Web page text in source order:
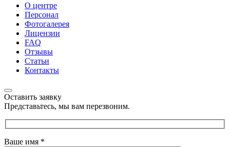
О центре
Персонал
Фотогалерея
Лицензии
FAQ
Отзывы
Статьи
Контакты
Оставить заявку
Представьтесь, мы вам перезвоним.
Ваше имя *